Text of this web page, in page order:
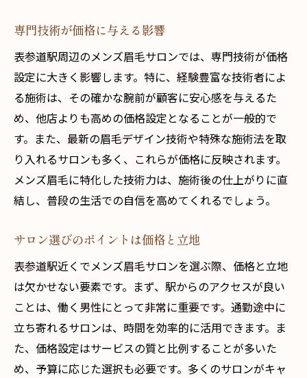
専門技術が価格に与える影響
表参道駅周辺のメンズ眉毛サロンでは、専門技術が価格
設定に大きく影響します。特に、経験豊富な技術者によ
る施術は、その確かな腕前が顧客に安心感を与えるた
め、他店よりも高めの価格設定となることが一般的で
す。また、最新の眉毛デザイン技術や特殊な施術法を取
り入れるサロンも多く、これらが価格に反映されます。
メンズ眉毛に特化した技術力は、施術後の仕上がりに直
結し、普段の生活での自信を高めてくれるでしょう。
サロン選びのポイントは価格と立地
表参道駅近くでメンズ眉毛サロンを選ぶ際、価格と立地
は欠かせない要素です。まず、駅からのアクセスが良い
ことは、働く男性にとって非常に重要です。通勤途中に
立ち寄れるサロンは、時間を効率的に活用できます。ま
た、価格設定はサービスの質と比例することが多いた
め、予算に応じた選択も必要です。多くのサロンがキャ